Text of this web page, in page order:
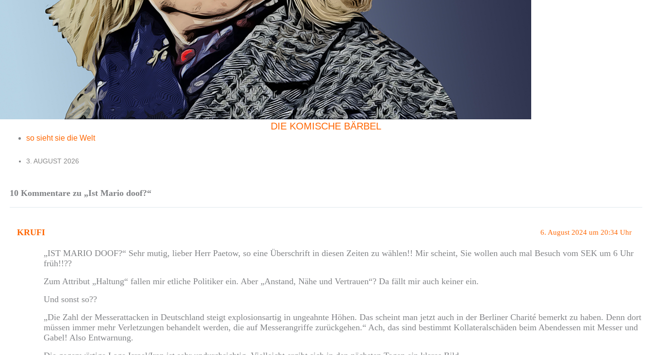
DIE KOMISCHE BÄRBEL
so sieht sie die Welt
3. AUGUST 2026
10 Kommentare zu „Ist Mario doof?“
KRUFI 6. August 2024 um 20:34 Uhr
„IST MARIO DOOF?“ Sehr mutig, lieber Herr Paetow, so eine Überschrift in diesen Zeiten zu wählen!! Mir scheint, Sie wollen auch mal Besuch vom SEK um 6 Uhr
früh!!??
Zum Attribut „Haltung“ fallen mir etliche Politiker ein. Aber „Anstand, Nähe und Vertrauen“? Da fällt mir auch keiner ein.
Und sonst so??
„Die Zahl der Messerattacken in Deutschland steigt explosionsartig in ungeahnte Höhen. Das scheint man jetzt auch in der Berliner Charité bemerkt zu haben. Denn dort
müssen immer mehr Verletzungen behandelt werden, die auf Messerangriffe zurückgehen.“ Ach, das sind bestimmt Kollateralschäden beim Abendessen mit Messer und
Gabel! Also Entwarnung.